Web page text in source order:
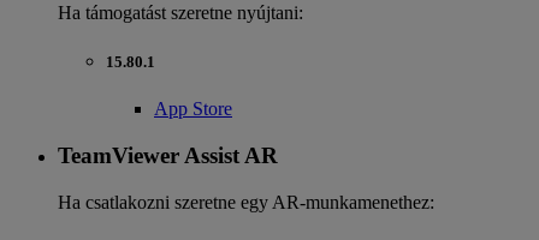
Ha támogatást szeretne nyújtani:
15.80.1
App Store
TeamViewer Assist AR
Ha csatlakozni szeretne egy AR-munkamenethez: